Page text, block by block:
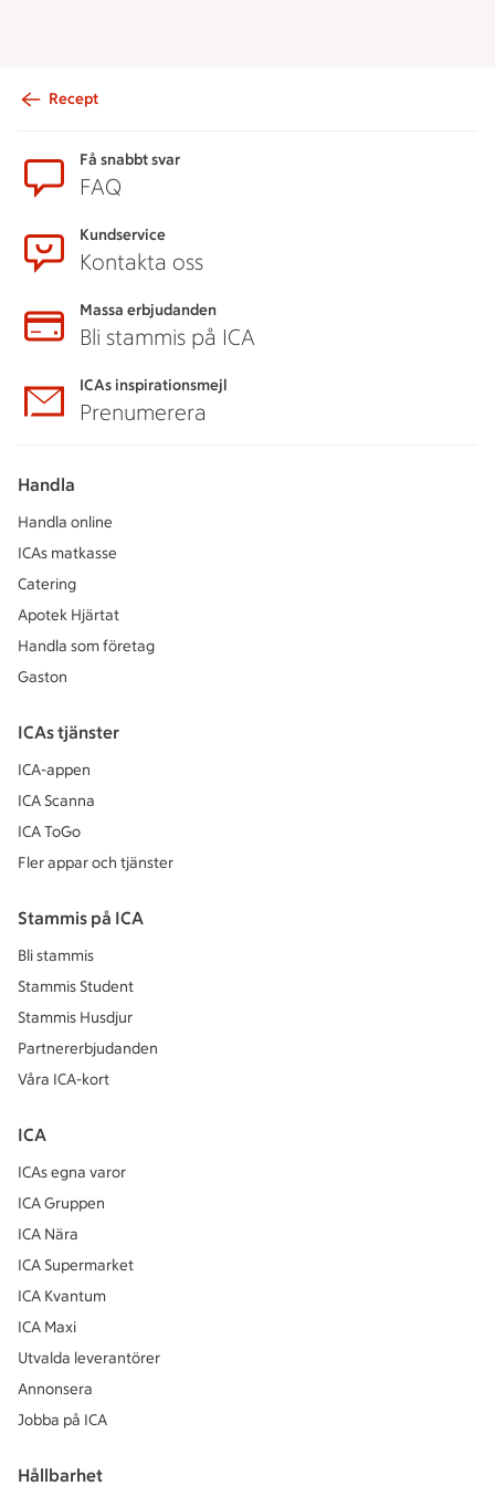
Recept
Få snabbt svar
FAQ
Kundservice
Kontakta oss
Massa erbjudanden
Bli stammis på ICA
ICAs inspirationsmejl
Prenumerera
Handla
Handla online
ICAs matkasse
Catering
Apotek Hjärtat
Handla som företag
Gaston
ICAs tjänster
ICA-appen
ICA Scanna
ICA ToGo
Fler appar och tjänster
Stammis på ICA
Bli stammis
Stammis Student
Stammis Husdjur
Partnererbjudanden
Våra ICA-kort
ICA
ICAs egna varor
ICA Gruppen
ICA Nära
ICA Supermarket
ICA Kvantum
ICA Maxi
Utvalda leverantörer
Annonsera
Jobba på ICA
Hållbarhet